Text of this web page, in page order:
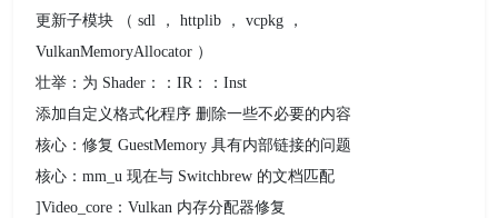
更新子模块 （ sdl ， httplib ， vcpkg ，
VulkanMemoryAllocator ）
壮举：为 Shader：：IR：：Inst
添加自定义格式化程序 删除一些不必要的内容
核心：修复 GuestMemory 具有内部链接的问题
核心：mm_u 现在与 Switchbrew 的文档匹配
]Video_core：Vulkan 内存分配器修复